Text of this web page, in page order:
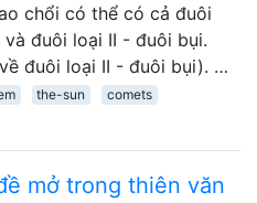
chổi có thể có cả đuôi
đuôi loại II - đuôi bụi.
đuôi loại II - đuôi bụi). …
the-sun
comets
mở trong thiên văn